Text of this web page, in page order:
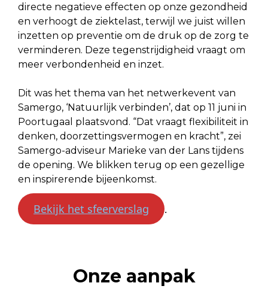
directe negatieve effecten op onze gezondheid
en verhoogt de ziektelast, terwijl we juist willen
inzetten op preventie om de druk op de zorg te
verminderen. Deze tegenstrijdigheid vraagt om
meer verbondenheid en inzet.
Dit was het thema van het netwerkevent van
Samergo, ‘Natuurlijk verbinden’, dat op 11 juni in
Poortugaal plaatsvond. “Dat vraagt flexibiliteit in
denken, doorzettingsvermogen en kracht”, zei
Samergo-adviseur Marieke van der Lans tijdens
de opening. We blikken terug op een gezellige
en inspirerende bijeenkomst.
Bekijk het sfeerverslag .
Onze aanpak